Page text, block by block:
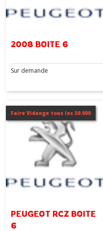
2008 BOITE 6
Sur demande
Faire Vidange tous les 50.000
PEUGEOT RCZ BOITE
6